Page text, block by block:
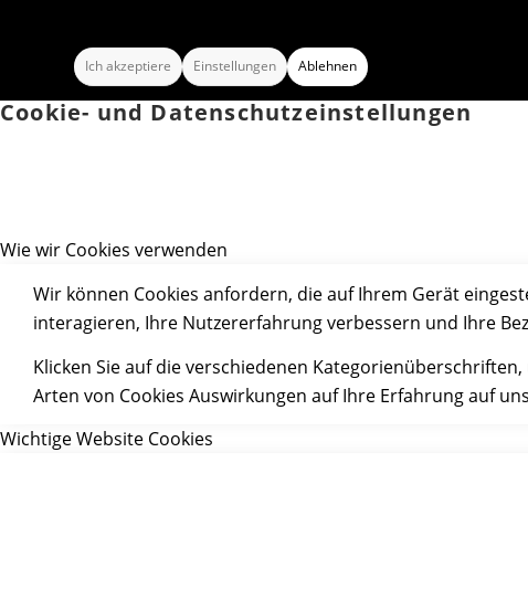
Ich akzeptiere Einstellungen Ablehnen
Cookie- und Datenschutzeinstellungen
Wie wir Cookies verwenden
Wir können Cookies anfordern, die auf Ihrem Gerät
interagieren, Ihre Nutzererfahrung verbessern und Ihre
Klicken Sie auf die verschiedenen
Arten von Cookies Auswirkungen auf Ihre Erfahrung auf
Wichtige Website Cookies